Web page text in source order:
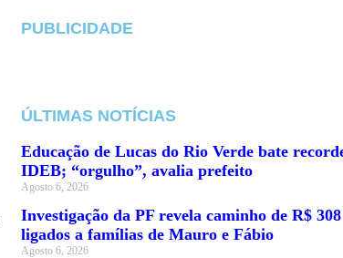
PUBLICIDADE
ÚLTIMAS NOTÍCIAS
Educação de Lucas do Rio Verde bate
IDEB; “orgulho”, avalia prefeito
Agosto 6, 2026
Investigação da PF revela caminho de R$
ligados a famílias de Mauro e Fábio
Agosto 6, 2026